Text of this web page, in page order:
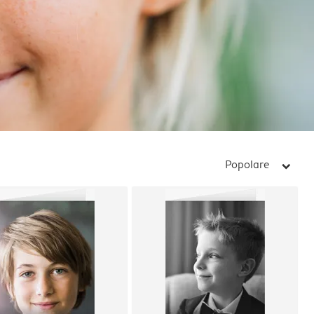
Popolare arrow_right